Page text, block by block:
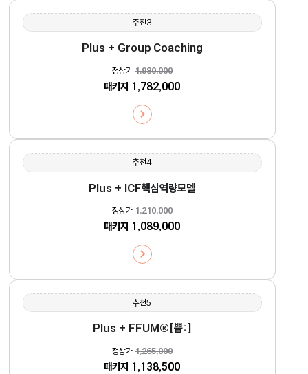
추천3
Plus + Group Coaching
정상가 1,980,000
패키지 1,782,000
추천4
Plus + ICF핵심역량모델
정상가 1,210,000
패키지 1,089,000
추천5
Plus + FFUM®[뿜:]
정상가 1,265,000
패키지 1,138,500